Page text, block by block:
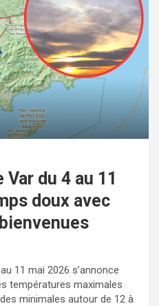
du 4 au 11
doux avec
11 mai 2026 s’annonce
températures maximales
minimales autour de 12 à